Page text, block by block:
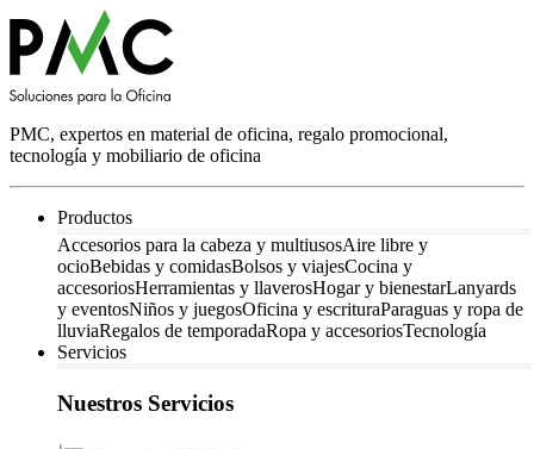
PMC, expertos en material de oficina, regalo promocional,
tecnología y mobiliario de oficina
Productos
Accesorios para la cabeza y multiusosAire libre y
ocioBebidas y comidasBolsos y viajesCocina y
accesoriosHerramientas y llaverosHogar y bienestarLanyards
y eventosNiños y juegosOficina y escrituraParaguas y ropa de
lluviaRegalos de temporadaRopa y accesoriosTecnología
Servicios
Nuestros Servicios